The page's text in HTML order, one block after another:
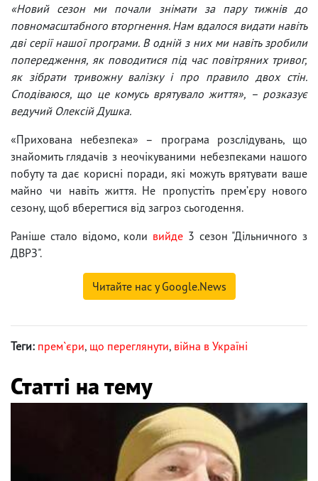
«Новий сезон ми почали знімати за пару тижнів до
повномасштабного вторгнення. Нам вдалося видати навіть
дві серії нашої програми. В одній з них ми навіть зробили
попередження, як поводитися під час повітряних тривог,
як зібрати тривожну валізку і про правило двох стін.
Сподіваюся, що це комусь врятувало життя», – розказує
ведучий Олексій Душка.
«Прихована небезпека» – програма розслідувань, що
знайомить глядачів з неочікуваними небезпеками нашого
побуту та дає корисні поради, які можуть врятувати ваше
майно чи навіть життя. Не пропустіть премʼєру нового
сезону, щоб вберегтися від загроз сьогодення.
Раніше стало відомо, коли вийде 3 сезон "Дільничного з
ДВРЗ".
Читайте нас у Google.News
Теги: прем`єри, що переглянути, війна в Україні
Статті на тему